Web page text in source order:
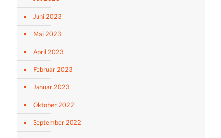
Juni 2023
Mai 2023
April 2023
Februar 2023
Januar 2023
Oktober 2022
September 2022